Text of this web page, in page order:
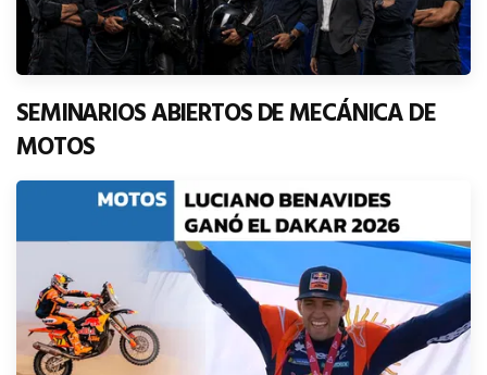
SEMINARIOS ABIERTOS DE MECÁNICA DE
MOTOS